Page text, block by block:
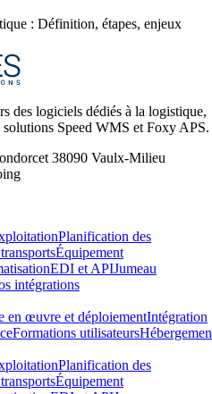
: Définition, étapes, enjeux
des logiciels dédiés à la logistique,
Speed WMS et Foxy APS.
38090 Vaulx-Milieu
Planification des
Équipement
EDI et APIJumeau
intégrations
en œuvre et déploiementIntégration
Formations utilisateurs
Planification des
Équipement